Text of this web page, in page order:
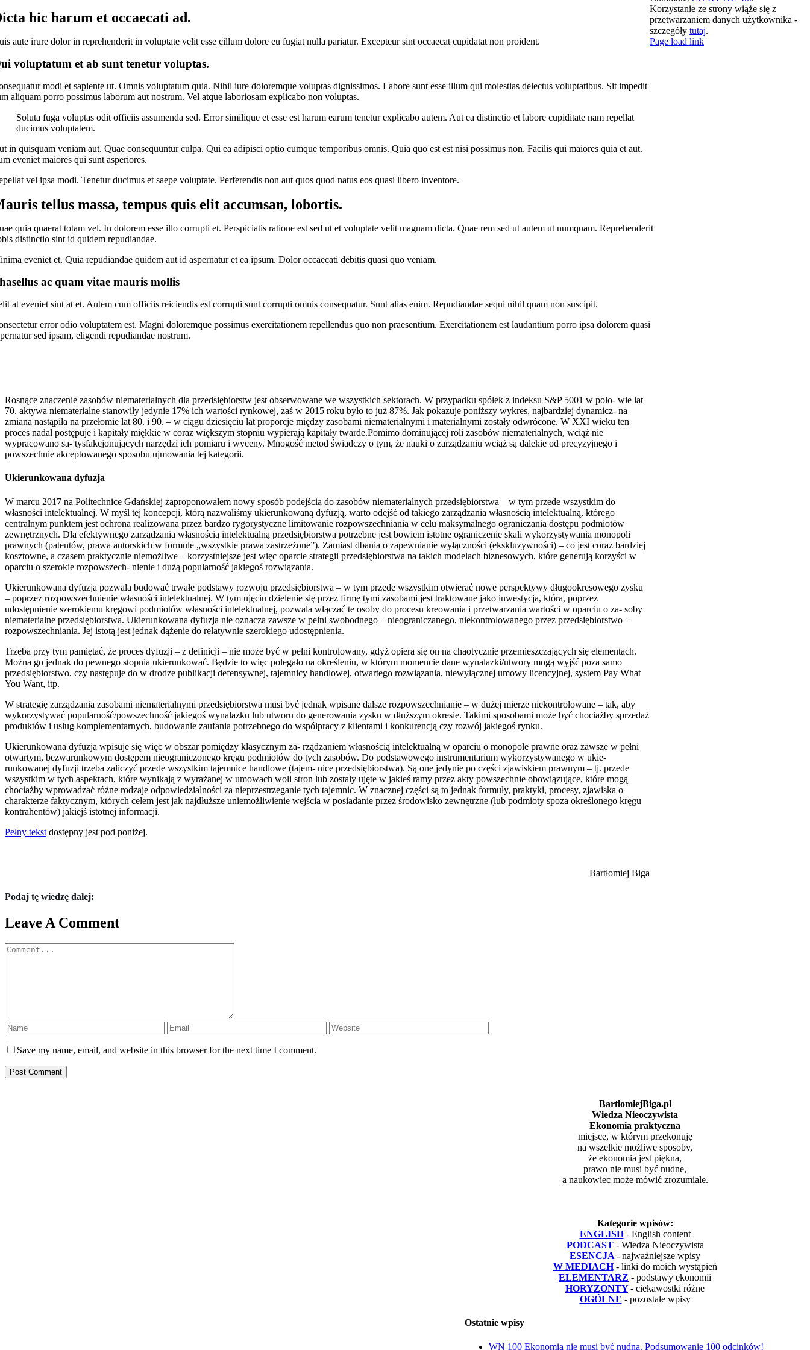
hic harum et occaecati ad.
aute irure dolor in reprehenderit in voluptate velit esse cillum dolore eu fugiat nulla pariatur. Excepteur sint occaecat cupidatat non proident.
voluptatum et ab sunt tenetur voluptas.
modi et sapiente ut. Omnis voluptatum quia. Nihil iure doloremque voluptas dignissimos. Labore sunt esse illum qui molestias delectus voluptatibus. Sit impedit
aliquam porro possimus laborum aut nostrum. Vel atque laboriosam explicabo non voluptas.
Soluta fuga voluptas odit officiis assumenda sed. Error similique et esse est harum earum tenetur explicabo autem. Aut ea distinctio et labore cupiditate nam repellat
ducimus voluptatem.
in quisquam veniam aut. Quae consequuntur culpa. Qui ea adipisci optio cumque temporibus omnis. Quia quo est est nisi possimus non. Facilis qui maiores quia et aut.
eveniet maiores qui sunt asperiores.
vel ipsa modi. Tenetur ducimus et saepe voluptate. Perferendis non aut quos quod natus eos quasi libero inventore.
tellus massa, tempus quis elit accumsan, lobortis.
quia quaerat totam vel. In dolorem esse illo corrupti et. Perspiciatis ratione est sed ut et voluptate velit magnam dicta. Quae rem sed ut autem ut numquam. Reprehenderit
distinctio sint id quidem repudiandae.
eveniet et. Quia repudiandae quidem aut id aspernatur et ea ipsum. Dolor occaecati debitis quasi quo veniam.
ac quam vitae mauris mollis
at eveniet sint at et. Autem cum officiis reiciendis est corrupti sunt corrupti omnis consequatur. Sunt alias enim. Repudiandae sequi nihil quam non suscipit.
error odio voluptatem est. Magni doloremque possimus exercitationem repellendus quo non praesentium. Exercitationem est laudantium porro ipsa dolorem quasi
sed ipsam, eligendi repudiandae nostrum.
Rosnące znaczenie zasobów niematerialnych dla przedsiębiorstw jest obserwowane we wszystkich sektorach. W przypadku spółek z indeksu S&P 5001 w poło- wie lat
70. aktywa niematerialne stanowiły jedynie 17% ich wartości rynkowej, zaś w 2015 roku było to już 87%. Jak pokazuje poniższy wykres, najbardziej dynamicz- na
zmiana nastąpiła na przełomie lat 80. i 90. – w ciągu dziesięciu lat proporcje między zasobami niematerialnymi i materialnymi zostały odwrócone. W XXI wieku ten
proces nadal postępuje i kapitały miękkie w coraz większym stopniu wypierają kapitały twarde.Pomimo dominującej roli zasobów niematerialnych, wciąż nie
wypracowano sa- tysfakcjonujących narzędzi ich pomiaru i wyceny. Mnogość metod świadczy o tym, że nauki o zarządzaniu wciąż są dalekie od precyzyjnego i
powszechnie akceptowanego sposobu ujmowania tej kategorii.
Ukierunkowana dyfuzja
W marcu 2017 na Politechnice Gdańskiej zaproponowałem nowy sposób podejścia do zasobów niematerialnych przedsiębiorstwa – w tym przede wszystkim do
własności intelektualnej. W myśl tej koncepcji, którą nazwaliśmy ukierunkowaną dyfuzją, warto odejść od takiego zarządzania własnością intelektualną, którego
centralnym punktem jest ochrona realizowana przez bardzo rygorystyczne limitowanie rozpowszechniania w celu maksymalnego ograniczania dostępu podmiotów
zewnętrznych. Dla efektywnego zarządzania własnością intelektualną przedsiębiorstwa potrzebne jest bowiem istotne ograniczenie skali wykorzystywania monopoli
prawnych (patentów, prawa autorskich w formule „wszystkie prawa zastrzeżone”). Zamiast dbania o zapewnianie wyłączności (ekskluzywności) – co jest coraz bardziej
kosztowne, a czasem praktycznie niemożliwe – korzystniejsze jest więc oparcie strategii przedsiębiorstwa na takich modelach biznesowych, które generują korzyści w
oparciu o szerokie rozpowszech- nienie i dużą popularność jakiegoś rozwiązania.
Ukierunkowana dyfuzja pozwala budować trwałe podstawy rozwoju przedsiębiorstwa – w tym przede wszystkim otwierać nowe perspektywy długookresowego zysku
– poprzez rozpowszechnienie własności intelektualnej. W tym ujęciu dzielenie się przez firmę tymi zasobami jest traktowane jako inwestycja, która, poprzez
udostępnienie szerokiemu kręgowi podmiotów własności intelektualnej, pozwala włączać te osoby do procesu kreowania i przetwarzania wartości w oparciu o za- soby
niematerialne przedsiębiorstwa. Ukierunkowana dyfuzja nie oznacza zawsze w pełni swobodnego – nieograniczanego, niekontrolowanego przez przedsiębiorstwo –
rozpowszechniania. Jej istotą jest jednak dążenie do relatywnie szerokiego udostępnienia.
Trzeba przy tym pamiętać, że proces dyfuzji – z definicji – nie może być w pełni kontrolowany, gdyż opiera się on na chaotycznie przemieszczających się elementach.
Można go jednak do pewnego stopnia ukierunkować. Będzie to więc polegało na określeniu, w którym momencie dane wynalazki/utwory mogą wyjść poza samo
przedsiębiorstwo, czy następuje do w drodze publikacji defensywnej, tajemnicy handlowej, otwartego rozwiązania, niewyłącznej umowy licencyjnej, system Pay What
You Want, itp.
W strategię zarządzania zasobami niematerialnymi przedsiębiorstwa musi być jednak wpisane dalsze rozpowszechnianie – w dużej mierze niekontrolowane – tak, aby
wykorzystywać popularność/powszechność jakiegoś wynalazku lub utworu do generowania zysku w dłuższym okresie. Takimi sposobami może być chociażby sprzedaż
produktów i usług komplementarnych, budowanie zaufania potrzebnego do współpracy z klientami i konkurencją czy rozwój jakiegoś rynku.
Ukierunkowana dyfuzja wpisuje się więc w obszar pomiędzy klasycznym za- rządzaniem własnością intelektualną w oparciu o monopole prawne oraz zawsze w pełni
otwartym, bezwarunkowym dostępem nieograniczonego kręgu podmiotów do tych zasobów. Do podstawowego instrumentarium wykorzystywanego w ukie-
runkowanej dyfuzji trzeba zaliczyć przede wszystkim tajemnice handlowe (tajem- nice przedsiębiorstwa). Są one jedynie po części zjawiskiem prawnym – tj. przede
wszystkim w tych aspektach, które wynikają z wyrażanej w umowach woli stron lub zostały ujęte w jakieś ramy przez akty powszechnie obowiązujące, które mogą
chociażby wprowadzać różne rodzaje odpowiedzialności za nieprzestrzeganie tych tajemnic. W znacznej części są to jednak formuły, praktyki, procesy, zjawiska o
charakterze faktycznym, których celem jest jak najdłuższe uniemożliwienie wejścia w posiadanie przez środowisko zewnętrzne (lub podmioty spoza określonego kręgu
kontrahentów) jakiejś istotnej informacji.
Pełny tekst dostępny jest pod poniżej.
Bartłomiej Biga
Podaj tę wiedzę dalej:
Leave A Comment
Comment
Save my name, email, and website in this browser for the next time I comment.
BartlomiejBiga.pl
Wiedza Nieoczywista
Ekonomia praktyczna
miejsce, w którym przekonuję
na wszelkie możliwe sposoby,
że ekonomia jest piękna,
prawo nie musi być nudne,
a naukowiec może mówić zrozumiale.
Kategorie wpisów:
ENGLISH - English content
PODCAST - Wiedza Nieoczywista
ESENCJA - najważniejsze wpisy
W MEDIACH - linki do moich wystąpień
ELEMENTARZ - podstawy ekonomii
HORYZONTY - ciekawostki różne
OGÓLNE - pozostałe wpisy
Ostatnie wpisy
WN 100 Ekonomia nie musi być nudna. Podsumowanie 100 odcinków!
Korzystanie ze strony wiąże się z
przetwarzaniem danych użytkownika -
szczegóły tutaj.
X
LinkedIn
Spotify
YouTube
Email
Rss
Page load link